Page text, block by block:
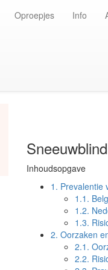
Oproepjes Info
Inhoudsopgave
1. Prevalentie
1.1.
1.2.
1.3.
2. Oorzaken
2.1.
2.2.